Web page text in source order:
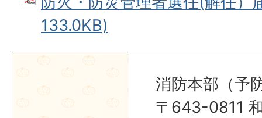
133.0KB)
消防本部（予
〒643-0811